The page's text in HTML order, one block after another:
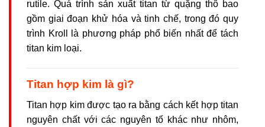
rutile. Quá trình sản xuất titan từ quặng thô bao
gồm giai đoạn khử hóa và tinh chế, trong đó quy
trình Kroll là phương pháp phổ biến nhất để tách
titan kim loại.
Titan hợp kim là gì?
Titan hợp kim được tạo ra bằng cách kết hợp titan
nguyên chất với các nguyên tố khác như nhôm,